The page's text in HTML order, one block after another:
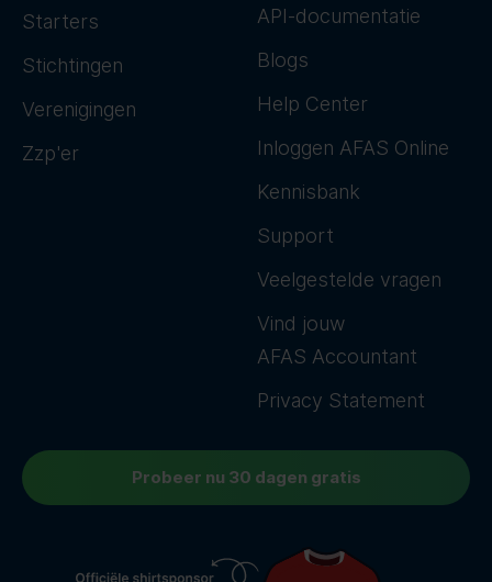
Starters
Stichtingen
Verenigingen
Zzp'er
API-documentatie
Blogs
Help Center
Inloggen AFAS Online
Kennisbank
Support
Veelgestelde vragen
Vind jouw
AFAS Accountant
Privacy Statement
Probeer nu 30 dagen gratis